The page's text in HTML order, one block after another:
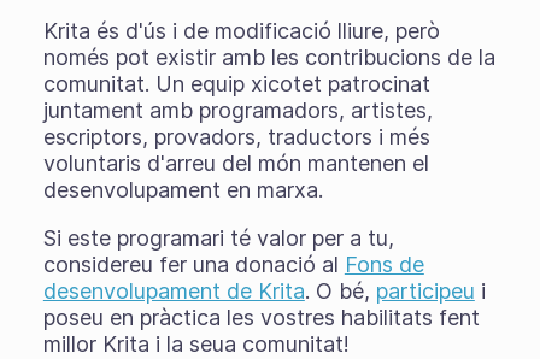
Krita és d'ús i de modificació lliure, però
només pot existir amb les contribucions de la
comunitat. Un equip xicotet patrocinat
juntament amb programadors, artistes,
escriptors, provadors, traductors i més
voluntaris d'arreu del món mantenen el
desenvolupament en marxa.
Si este programari té valor per a tu,
considereu fer una donació al Fons de
desenvolupament de Krita. O bé, participeu i
poseu en pràctica les vostres habilitats fent
millor Krita i la seua comunitat!